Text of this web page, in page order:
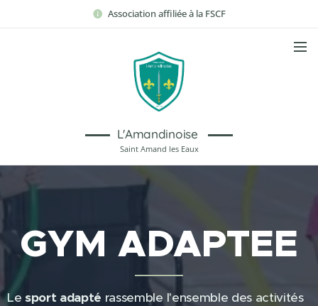
Association affiliée à la FSCF
L'Amandinoise
Saint Amand les Eaux
GYM ADAPTEE
Lesport adapté rassemble l'ensemble des activités